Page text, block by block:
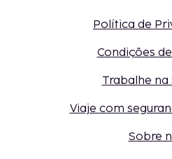
Política de
Condições
Trabalhe na
Viaje com
Sobre